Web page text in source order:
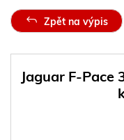
Zpět na výpis
Jaguar F-Pace